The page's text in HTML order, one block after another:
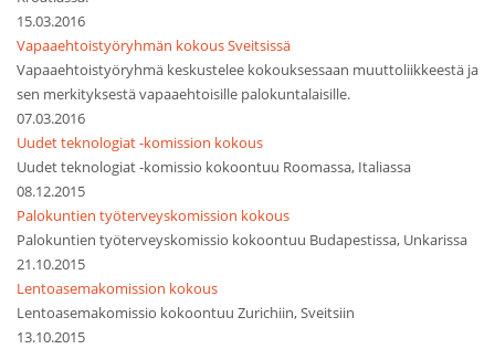
15.03.2016
Vapaaehtoistyöryhmän kokous Sveitsissä
Vapaaehtoistyöryhmä keskustelee kokouksessaan muuttoliikkeestä ja
sen merkityksestä vapaaehtoisille palokuntalaisille.
07.03.2016
Uudet teknologiat -komission kokous
Uudet teknologiat -komissio kokoontuu Roomassa, Italiassa
08.12.2015
Palokuntien työterveyskomission kokous
Palokuntien työterveyskomissio kokoontuu Budapestissa, Unkarissa
21.10.2015
Lentoasemakomission kokous
Lentoasemakomissio kokoontuu Zurichiin, Sveitsiin
13.10.2015